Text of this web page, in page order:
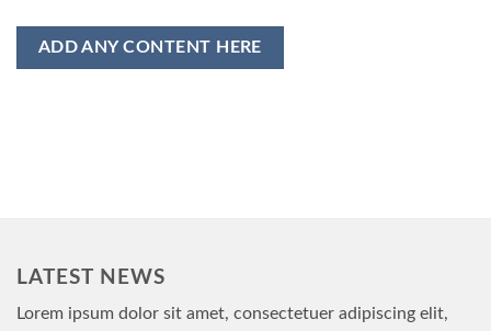
ADD ANY CONTENT HERE
LATEST NEWS
Lorem ipsum dolor sit amet, consectetuer adipiscing elit,